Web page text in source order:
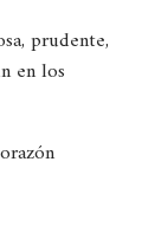
prudente,
en los